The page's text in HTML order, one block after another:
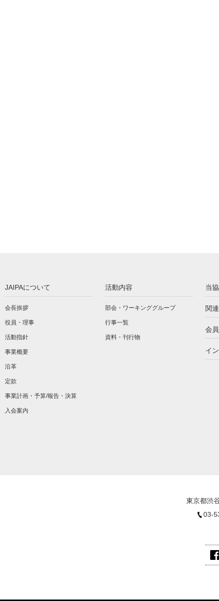
JAIPAについて
会長挨拶
役員・理事
活動指針
事業概要
沿革
定款
事業計画・予算/報告・決算
入会案内
活動内容
部会・ワーキンググループ
行事一覧
資料・刊行物
当
関
会
イ
東京都渋
03-